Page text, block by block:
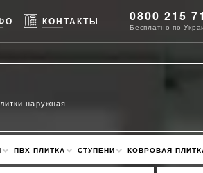
КОНТАКТЫ 0800 215
Бесплатно по
наружная
ПВХ ПЛИТКА СТУПЕНИ КОВРОВАЯ